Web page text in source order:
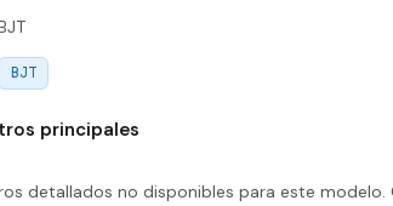
BJT
principales
detallados no disponibles para este